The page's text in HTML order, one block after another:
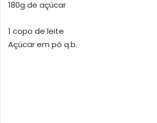
180g de açúcar
1 copo de leite
Açúcar em pó q.b.